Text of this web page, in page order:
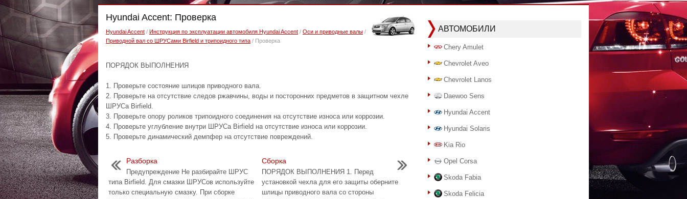
Hyundai Accent: Проверка
Hyundai Accent / Инструкция по эксплуатации автомобиля Hyundai Accent / Оси и приводные валы /
Приводной вал со ШРУСами Birfield и трипоидного типа / Проверка
ПОРЯДОК ВЫПОЛНЕНИЯ
1. Проверьте состояние шлицов приводного вала.
2. Проверьте на отсутствие следов ржавчины, воды и посторонних предметов в защитном чехле
ШРУСа Birfield.
3. Проверьте опору роликов трипоидного соединения на отсутствие износа или коррозии.
4. Проверьте углубление внутри ШРУСа Birfield на отсутствие износа или коррозии.
5. Проверьте динамический демпфер на отсутствие повреждений.
Разборка
Предупреждение Не разбирайте ШРУС
типа Birfield. Для смазки ШРУСов используйте
только специальную смазку. При сборке
Сборка
ПОРЯДОК ВЫПОЛНЕНИЯ 1. Перед
установкой чехла для его защиты оберните
шлицы приводного вала со стороны
АВТОМОБИЛИ
Chery Amulet
Chevrolet Aveo
Chevrolet Lanos
Daewoo Sens
Hyundai Accent
Hyundai Solaris
Kia Rio
Opel Corsa
Skoda Fabia
Skoda Felicia